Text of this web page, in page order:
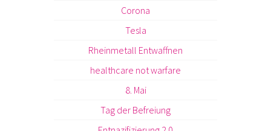
Corona
Tesla
Rheinmetall Entwaffnen
healthcare not warfare
8. Mai
Tag der Befreiung